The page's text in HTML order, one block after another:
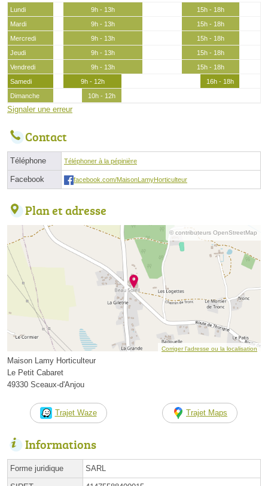
Lundi 9h - 13h
15h - 18h
Mardi
9h - 13h
15h - 18h
Mercredi
9h - 13h
15h - 18h
Jeudi
9h - 13h
15h - 18h
Vendredi
9h - 13h
15h - 18h
Samedi
9h - 12h
16h - 18h
Dimanche
10h - 12h
Signaler une erreur
Contact
Téléphone Téléphoner à la pépinière
Facebook facebook.com/MaisonLamyHorticulteur
Plan et adresse
© contributeurs OpenStreetMap
Corriger l’adresse ou la localisation
Maison Lamy Horticulteur
Le Petit Cabaret
49330 Sceaux-d'Anjou
Trajet Waze Trajet Maps
Informations
Forme juridique SARL